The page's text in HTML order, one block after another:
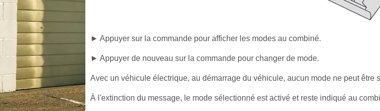
► Appuyer sur la commande pour afficher les modes au combiné.
► Appuyer de nouveau sur la commande pour changer de mode.
Avec un véhicule électrique, au démarrage du véhicule, aucun mode ne peut
À l'extinction du message, le mode sélectionné est activé et reste indiqué au